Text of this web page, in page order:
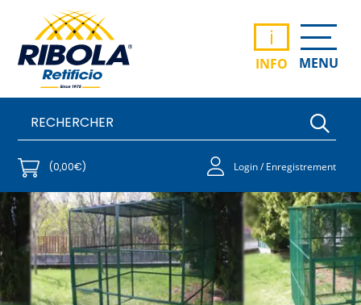
i
INFO MENU
(0,00€) Login / Enregistrement